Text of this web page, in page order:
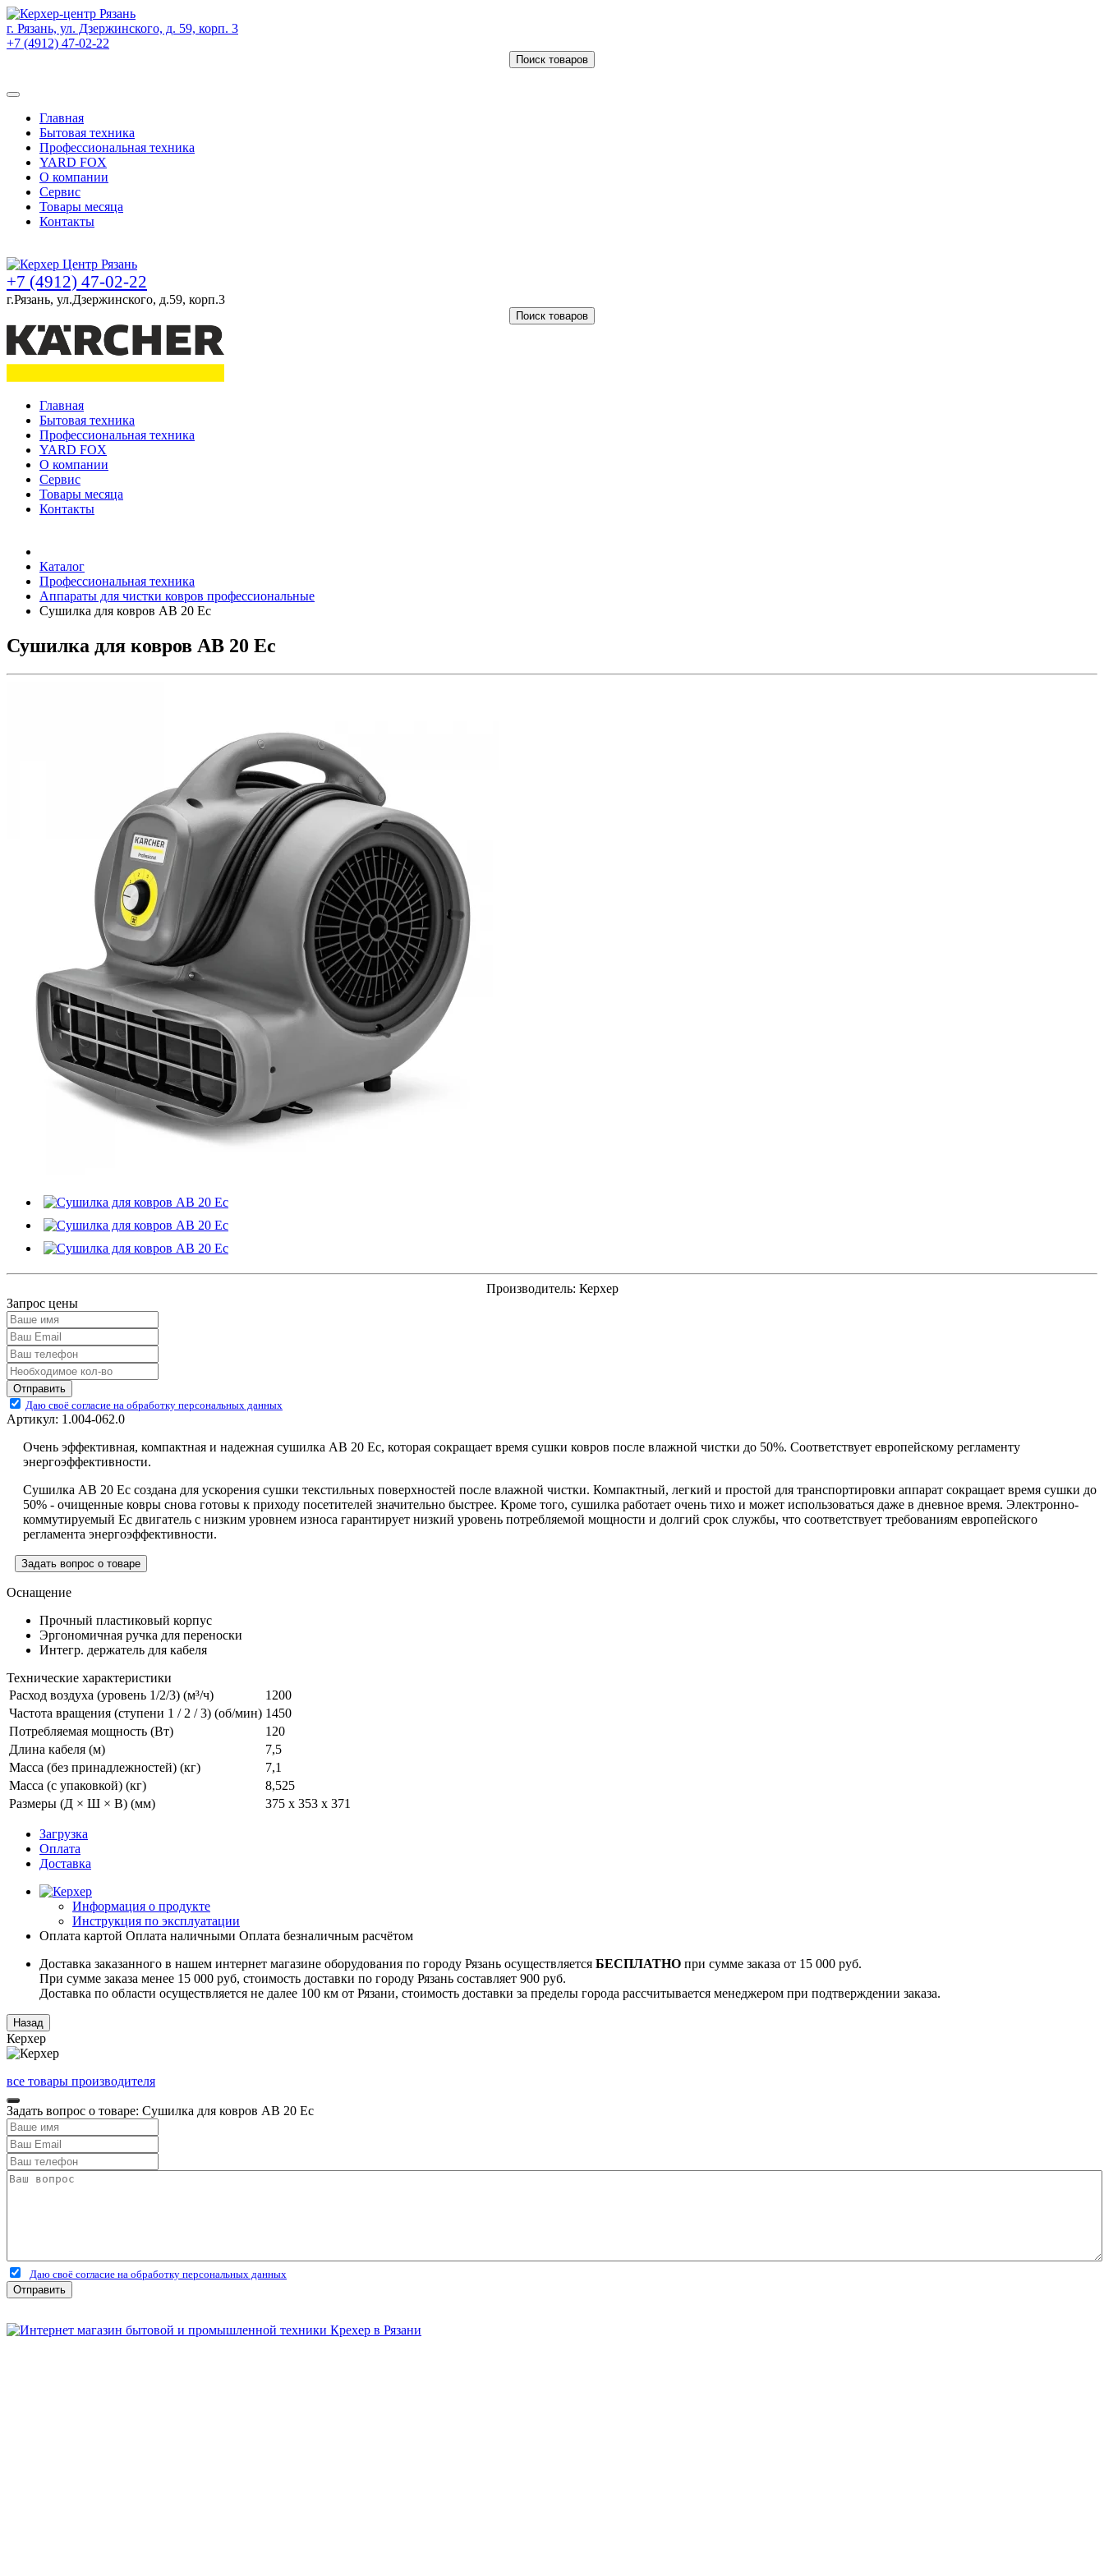
г. Рязань, ул. Дзержинского, д. 59, корп. 3
+7 (4912) 47-02-22
Поиск товаров
Главная
Бытовая техника
Профессиональная техника
YARD FOX
О компании
Сервис
Товары месяца
Контакты
+7 (4912) 47-02-22
г.Рязань, ул.Дзержинского, д.59, корп.3
Поиск товаров
Главная
Бытовая техника
Профессиональная техника
YARD FOX
О компании
Сервис
Товары месяца
Контакты
Каталог
Профессиональная техника
Аппараты для чистки ковров профессиональные
Сушилка для ковров AB 20 Ec
Сушилка для ковров AB 20 Ec
Производитель: Керхер
Запрос цены
Отправить
Даю своё согласие на обработку персональных данных
Артикул: 1.004-062.0
Очень эффективная, компактная и надежная сушилка AB 20 Ec, которая сокращает время сушки ковров после влажной чистки до 50%. Соответствует европейскому регламенту
энергоэффективности.
Сушилка AB 20 Ec создана для ускорения сушки текстильных поверхностей после влажной чистки. Компактный, легкий и простой для транспортировки аппарат сокращает время сушки до
50% - очищенные ковры снова готовы к приходу посетителей значительно быстрее. Кроме того, сушилка работает очень тихо и может использоваться даже в дневное время. Электронно-
коммутируемый Ec двигатель с низким уровнем износа гарантирует низкий уровень потребляемой мощности и долгий срок службы, что соответствует требованиям европейского
регламента энергоэффективности.
Задать вопрос о товаре
Оснащение
Прочный пластиковый корпус
Эргономичная ручка для переноски
Интегр. держатель для кабеля
Технические характеристики
Расход воздуха (уровень 1/2/3) (м³/ч)
1200
Частота вращения (ступени 1 / 2 / 3) (об/мин) 1450
Потребляемая мощность (Вт)
120
Длина кабеля (м)
7,5
Масса (без принадлежностей) (кг)
7,1
Масса (с упаковкой) (кг)
8,525
Размеры (Д × Ш × В) (мм)
375 x 353 x 371
Загрузка
Оплата
Доставка
Информация о продукте
Инструкция по эксплуатации
Оплата картой Оплата наличными Оплата безналичным расчётом
Доставка заказанного в нашем интернет магазине оборудования по городу Рязань осуществляется БЕСПЛАТНО при сумме заказа от 15 000 руб.
При сумме заказа менее 15 000 руб, стоимость доставки по городу Рязань составляет 900 руб.
Доставка по области осуществляется не далее 100 км от Рязани, стоимость доставки за пределы города рассчитывается менеджером при подтверждении заказа.
Керхер
все товары производителя
Задать вопрос о товаре: Сушилка для ковров AB 20 Ec
Даю своё согласие на обработку персональных данных
Отправить